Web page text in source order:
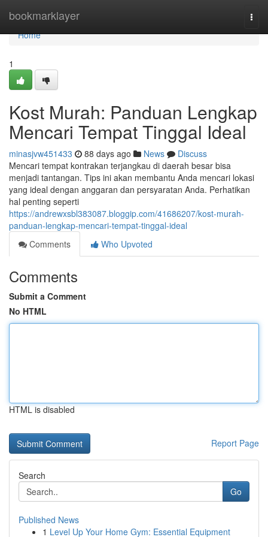
bookmarklayer
Home
Home
1
Kost Murah: Panduan Lengkap
Mencari Tempat Tinggal Ideal
minasjvw451433 88 days ago News
Discuss
Mencari tempat kontrakan terjangkau di daerah besar bisa
menjadi tantangan. Tips ini akan membantu Anda mencari lokasi
yang ideal dengan anggaran dan persyaratan Anda. Perhatikan
hal penting seperti
https://andrewxsbl383087.bloggip.com/41686207/kost-murah-
panduan-lengkap-mencari-tempat-tinggal-ideal
Comments
Who Upvoted
Comments
Submit a Comment
No HTML
HTML is disabled
Report Page
Search
Go
Published News
1 Level Up Your Home Gym: Essential Equipment